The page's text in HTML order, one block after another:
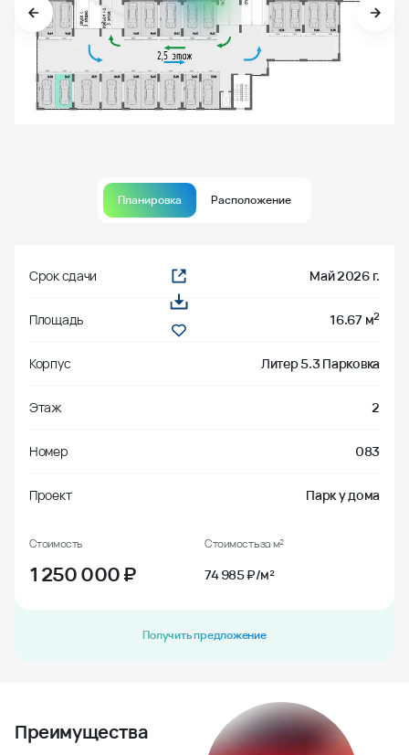
Планировка Расположение
Срок сдачи Май 2026 г.
Площадь 16.67 м2
Корпус Литер 5.3 Парковка
Этаж 2
Номер 083
Проект Парк у дома
Стоимость
1 250 000₽
Стоимость за м²
74 985 ₽/м²
Получить предложение
Преимущества